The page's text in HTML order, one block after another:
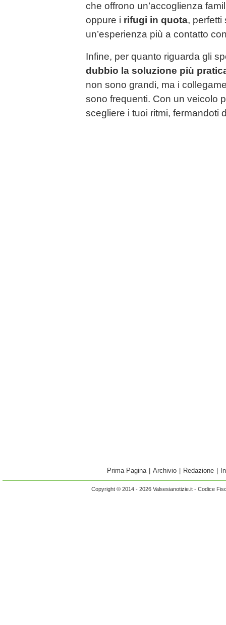
che offrono un’accoglienza
oppure i rifugi in quota, perfetti
un’esperienza più a contatto
Infine, per quanto riguarda gli
dubbio la soluzione più
non sono grandi, ma i
sono frequenti. Con un veicolo
scegliere i tuoi ritmi, fermandoti
Prima Pagina Archivio Redazione
Copyright © 2014 - 2026 Valsesianotizie.it - Codice